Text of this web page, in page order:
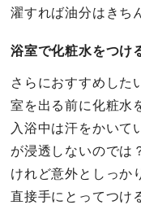
濯すれば油分はきち
浴室で化粧水をつけ
さらにおすすめした
室を出る前に化粧水
入浴中は汗をかいて
が浸透しないのでは
けれど意外としっか
直接手にとってつけ